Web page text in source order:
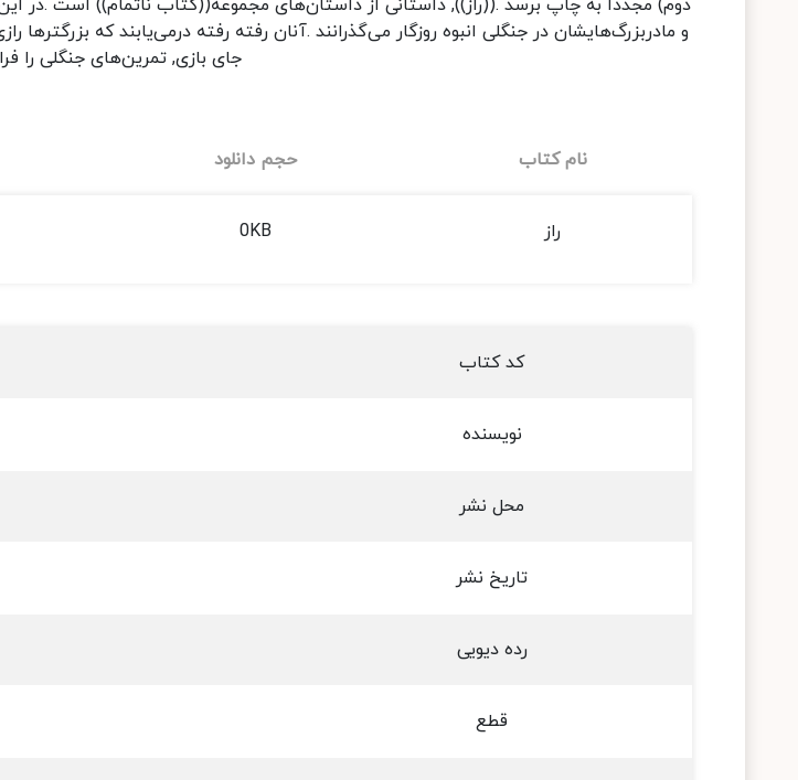
دوم) مجددا به چاپ برسد .((راز)), داستانی از داستان‌های مجموعه((کتاب ناتمام)) است .در
و مادربزرگ‌هایشان در جنگلی انبوه روزگار می‌گذرانند .آنان رفته رفته درمی‌یابند که بزرگترها
جای بازی, تمرین‌های جنگلی را
نام کتاب حجم دانلود
راز 0KB
کد کتاب
نویسنده
محل نشر
تاریخ نشر
رده دیویی
قطع